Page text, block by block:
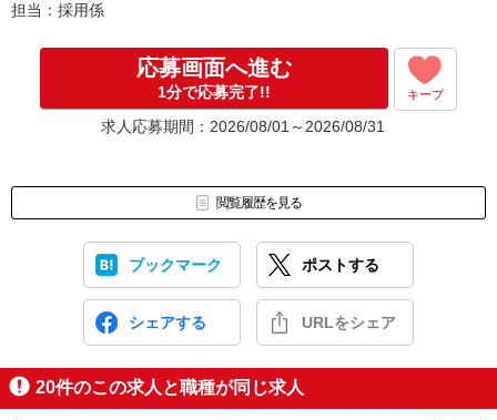
担当：採用係
応募画面へ進む
1分で応募完了!! キープ
求人応募期間：2026/08/01～2026/08/31
閲覧履歴を見る
ブックマーク ポストする
シェアする URLをシェア
20件のこの求人と職種が同じ求人